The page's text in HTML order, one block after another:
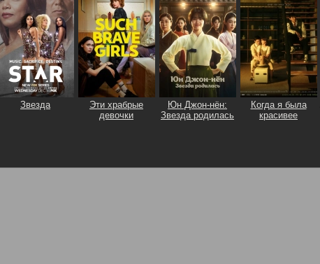
Звезда
Эти храбрые
девочки
Юн Джон-нён:
Звезда родилась
Когда я была
красивее